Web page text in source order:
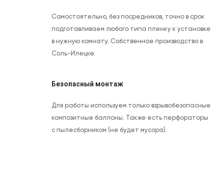
Самостоятельно, без посредников, точно в срок
подготавливаем любого типа пленку к установке
в нужную комнату. Собственное производство в
Соль-Илецке.
Безопасный монтаж
Для работы используем только взрывобезопасные
композитные баллоны. Также есть перфораторы
с пылесборником (не будет мусора).